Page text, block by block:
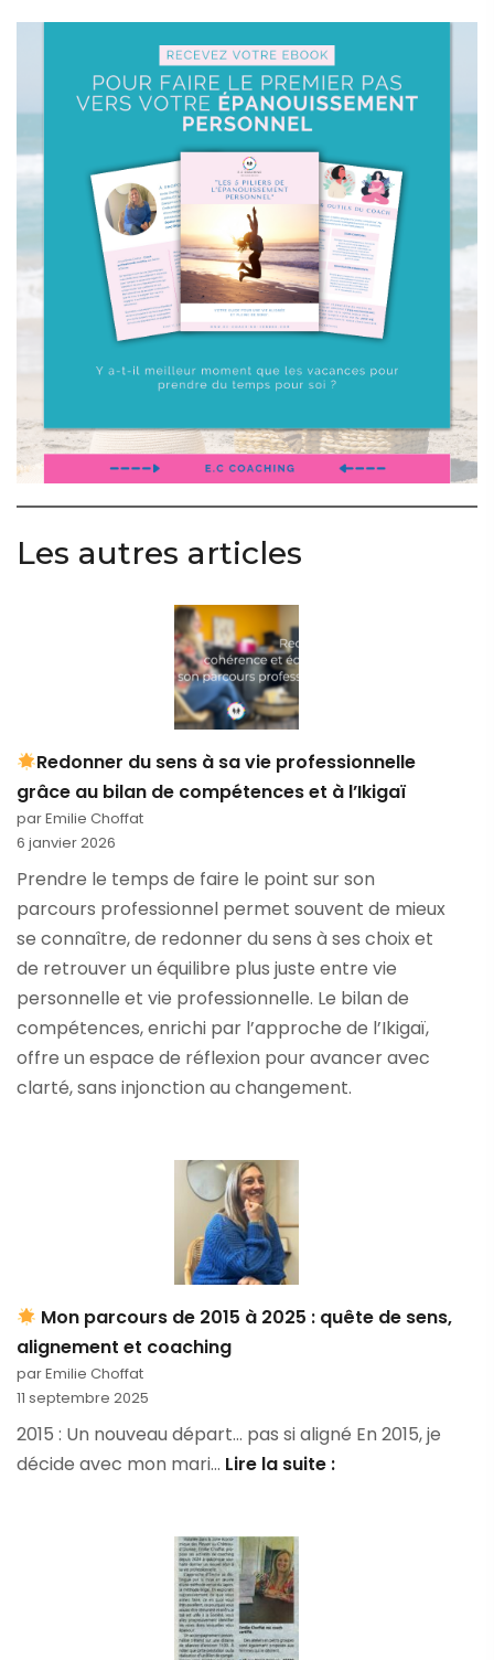
Les autres articles
Redonner du sens à sa vie professionnelle
grâce au bilan de compétences et à l’Ikigaï
par Emilie Choffat
6 janvier 2026
Prendre le temps de faire le point sur son
parcours professionnel permet souvent de mieux
se connaître, de redonner du sens à ses choix et
de retrouver un équilibre plus juste entre vie
personnelle et vie professionnelle. Le bilan de
compétences, enrichi par l’approche de l’Ikigaï,
offre un espace de réflexion pour avancer avec
clarté, sans injonction au changement.
Mon parcours de 2015 à 2025 : quête de sens,
alignement et coaching
par Emilie Choffat
11 septembre 2025
2015 : Un nouveau départ… pas si aligné En 2015, je
décide avec mon mari… Lire la suite :